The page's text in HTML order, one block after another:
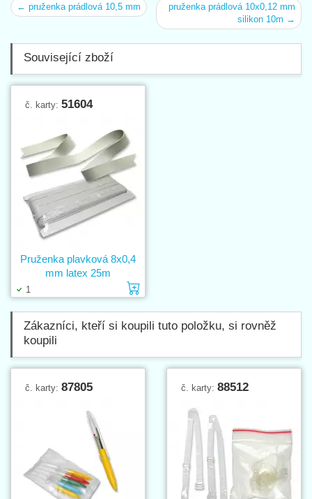
← pruženka prádlová 10,5 mm
pruženka prádlová 10x0,12 mm
silikon 10m →
Související zboží
č. karty: 51604
1
Pruženka plavková 8x0,4
mm latex 25m
Zákazníci, kteří si koupili tuto položku, si rovněž
koupili
č. karty: 87805 č. karty: 88512